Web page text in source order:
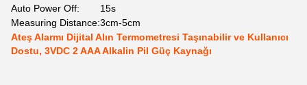
Auto Power Off:
15s
Measuring Distance:3cm-5cm
Ateş Alarmı Dijital Alın Termometresi Taşınabilir ve Kullanıcı
Dostu, 3VDC 2 AAA Alkalin Pil Güç Kaynağı